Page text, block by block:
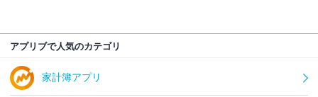
アプリブで人気のカテゴリ
家計簿アプリ